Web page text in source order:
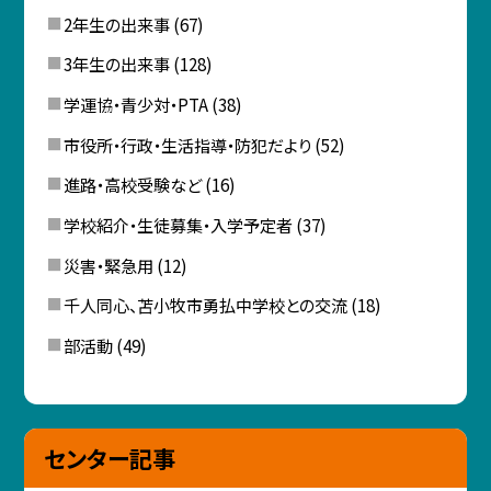
2年生の出来事(67)
3年生の出来事(128)
学運協・青少対・PTA(38)
市役所・行政・生活指導・防犯だより (52)
進路・高校受験など(16)
学校紹介・生徒募集・入学予定者(37)
災害・緊急用 (12)
千人同心、苫小牧市勇払中学校との交流(18)
部活動(49)
センター記事